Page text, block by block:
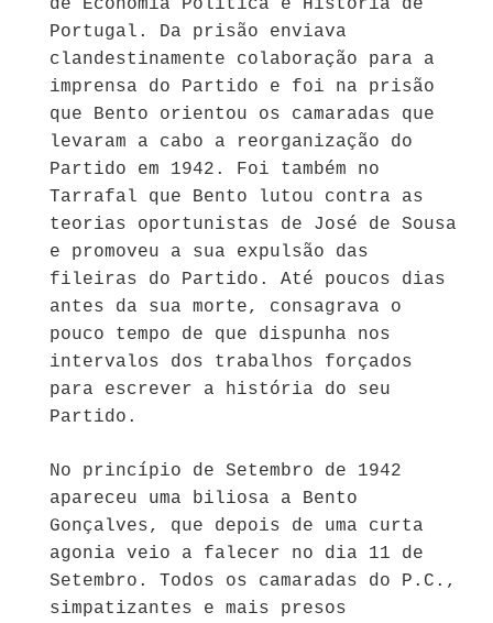
de Economia Política e História de
Portugal. Da prisão enviava
clandestinamente colaboração para a
imprensa do Partido e foi na prisão
que Bento orientou os camaradas que
levaram a cabo a reorganização do
Partido em 1942. Foi também no
Tarrafal que Bento lutou contra as
teorias oportunistas de José de Sousa
e promoveu a sua expulsão das
fileiras do Partido. Até poucos dias
antes da sua morte, consagrava o
pouco tempo de que dispunha nos
intervalos dos trabalhos forçados
para escrever a história do seu
Partido.
No princípio de Setembro de 1942
apareceu uma biliosa a Bento
Gonçalves, que depois de uma curta
agonia veio a falecer no dia 11 de
Setembro. Todos os camaradas do P.C.,
simpatizantes e mais presos